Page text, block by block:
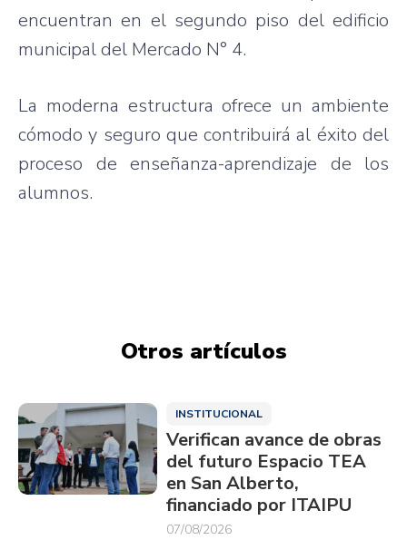
encuentran en el segundo piso del edificio
municipal del Mercado N° 4.
La moderna estructura ofrece un ambiente
cómodo y seguro que contribuirá al éxito del
proceso de enseñanza-aprendizaje de los
alumnos.
Otros artículos
INSTITUCIONAL
Verifican avance de obras
del futuro Espacio TEA
en San Alberto,
financiado por ITAIPU
07/08/2026